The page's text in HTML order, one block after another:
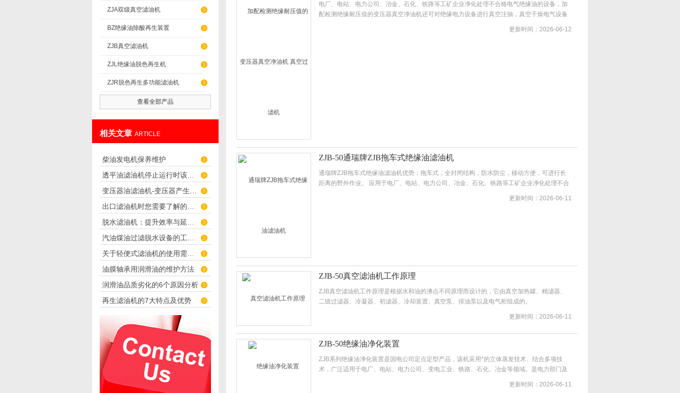
ZJA双级真空滤油机
BZ绝缘油除酸再生装置
ZJB真空滤油机
ZJL绝缘油脱色再生机
ZJR脱色再生多功能滤油机
查看全部产品
相关文章 ARTICLE
柴油发电机保养维护
油膜轴承用润滑油的维护方法
润滑油品质劣化的6个原因分析
再生滤油机的7大特点及优势
电厂、电站、电力公司、冶金、石化、铁路等工矿企业净化处理不合格电气绝缘油的设备，加
配检测绝缘耐压值的变压器真空净油机还可对绝缘电力设备进行真空注抽，真空干燥电气设备
更新时间：2026-06-12
ZJB-50通瑞牌ZJB拖车式绝缘油滤油机
通瑞牌ZJB拖车式绝缘油滤油机优势：拖车式，全封闭结构，防水防尘，移动方便，可进行长
距离的野外作业。 应用于电厂、电站、电力公司、冶金、石化、铁路等工矿企业净化处理不合
更新时间：2026-06-11
ZJB-50真空滤油机工作原理
ZJB真空滤油机工作原理是根据水和油的沸点不同原理而设计的，它由真空加热罐、精滤器、
二级过滤器、冷凝器、初滤器、冷却装置、真空泵、排油泵以及电气柜组成的。
更新时间：2026-06-11
ZJB-50绝缘油净化装置
ZJB系列绝缘油净化装置是国电公司定点定型产品，该机采用*的立体蒸发技术、结合多项技
术，广泛适用于电厂、电站、电力公司、变电工业、铁路、石化、冶金等领域。是电力部门及
更新时间：2026-06-11